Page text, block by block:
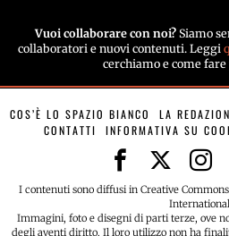
Vuoi collaborare con noi? Siamo
collaboratori e nuovi contenuti. Leggi
cerchiamo e come
COS’È LO SPAZIO BIANCO LA
CONTATTI
INFORMATIVA SU
I contenuti sono diffusi in Creative
Immagini, foto e disegni di parti terze, ove
degli aventi diritto. Il loro utilizzo non ha